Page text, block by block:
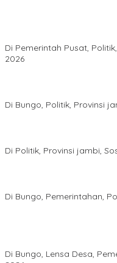
Di Pemerintah Pusat,
2026
Di Bungo, Politik, Provinsi
Di Politik, Provinsi jambi,
Di Bungo, Pemerintahan,
Di Bungo, Lensa Desa,